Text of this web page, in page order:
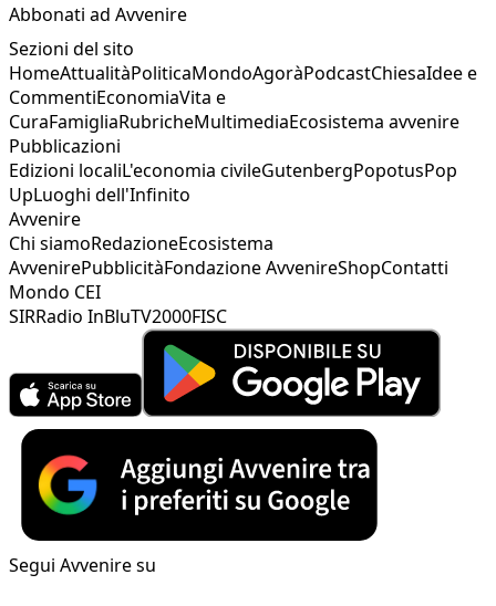
Abbonati ad Avvenire
Sezioni del sito
HomeAttualitàPoliticaMondoAgoràPodcastChiesaIdee e
CommentiEconomiaVita e
CuraFamigliaRubricheMultimediaEcosistema avvenire
Pubblicazioni
Edizioni localiL'economia civileGutenbergPopotusPop
UpLuoghi dell'Infinito
Avvenire
Chi siamoRedazioneEcosistema
AvvenirePubblicitàFondazione AvvenireShopContatti
Mondo CEI
SIRRadio InBluTV2000FISC
Segui Avvenire su